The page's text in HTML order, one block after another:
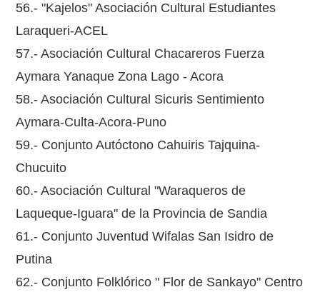
56.- "Kajelos" Asociación Cultural Estudiantes
Laraqueri-ACEL
57.- Asociación Cultural Chacareros Fuerza
Aymara Yanaque Zona Lago - Acora
58.- Asociación Cultural Sicuris Sentimiento
Aymara-Culta-Acora-Puno
59.- Conjunto Autóctono Cahuiris Tajquina-
Chucuito
60.- Asociación Cultural "Waraqueros de
Laqueque-Iguara" de la Provincia de Sandia
61.- Conjunto Juventud Wifalas San Isidro de
Putina
62.- Conjunto Folklórico " Flor de Sankayo" Centro